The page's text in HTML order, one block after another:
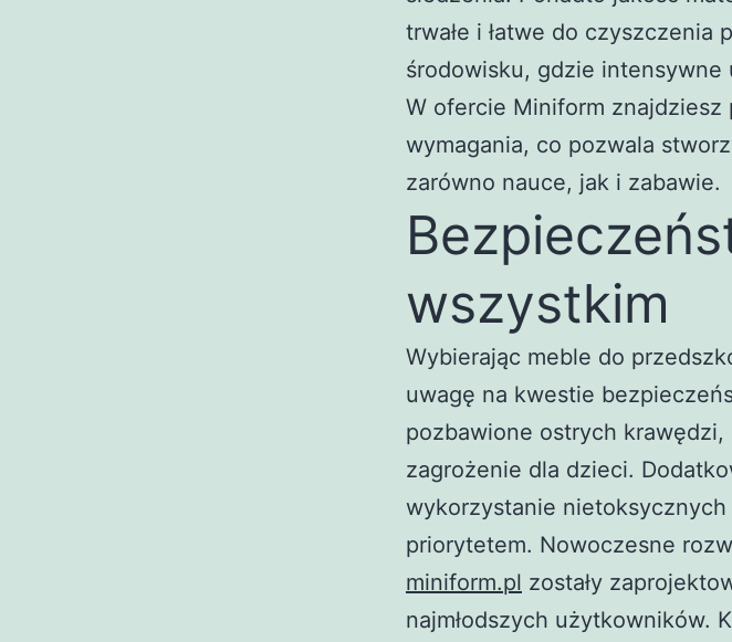
trwałe i łatwe do
środowisku, gdzie
W ofercie Miniform znajdziesz
wymagania, co pozwala
zarówno nauce, jak i zabawie.
wszystkim
Wybierając meble do
uwagę na kwestie
pozbawione ostrych krawędzi,
zagrożenie dla dzieci.
wykorzystanie nietoksycznych
priorytetem. Nowoczesne
miniform.pl zostały
najmłodszych użytkowników.